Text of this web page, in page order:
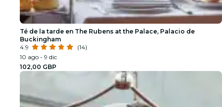
Té de la tarde en The Rubens at the Palace, Palacio de
Buckingham
4.9
(14)
10 ago - 9 dic
102,00 GBP